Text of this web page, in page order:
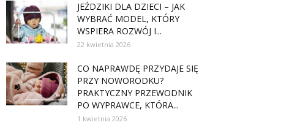
JEŹDZIKI DLA DZIECI – JAK
WYBRAĆ MODEL, KTÓRY
WSPIERA ROZWÓJ I...
22 kwietnia 2026
CO NAPRAWDĘ PRZYDAJE SIĘ
PRZY NOWORODKU?
PRAKTYCZNY PRZEWODNIK
PO WYPRAWCE, KTÓRA...
1 kwietnia 2026